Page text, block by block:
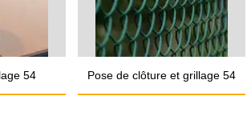
54 Pose de clôture et grillage 54